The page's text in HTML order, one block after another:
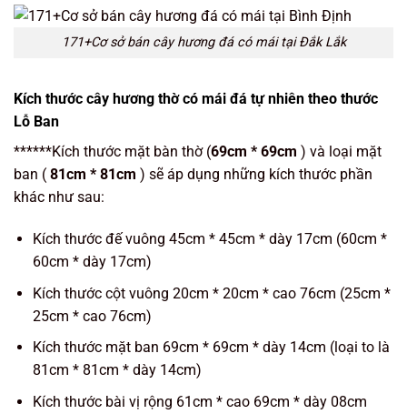
171+Cơ sở bán cây hương đá có mái tại Đắk Lắk
Kích thước cây hương thờ có mái đá tự nhiên theo thước
Lỗ Ban
******Kích thước mặt bàn thờ (69cm * 69cm ) và loại mặt
ban ( 81cm * 81cm ) sẽ áp dụng những kích thước phần
khác như sau:
Kích thước đế vuông 45cm * 45cm * dày 17cm (60cm *
60cm * dày 17cm)
Kích thước cột vuông 20cm * 20cm * cao 76cm (25cm *
25cm * cao 76cm)
Kích thước mặt ban 69cm * 69cm * dày 14cm (loại to là
81cm * 81cm * dày 14cm)
Kích thước bài vị rộng 61cm * cao 69cm * dày 08cm